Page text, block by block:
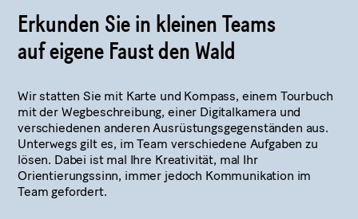
Erkunden Sie in kleinen Teams
auf eigene Faust den Wald
Wir statten Sie mit Karte und Kompass, einem Tourbuch
mit der Wegbeschreibung, einer Digitalkamera und
verschiedenen anderen Ausrüstungsgegenständen aus.
Unterwegs gilt es, im Team verschiedene Aufgaben zu
lösen. Dabei ist mal Ihre Kreativität, mal Ihr
Orientierungssinn, immer jedoch Kommunikation im
Team gefordert.